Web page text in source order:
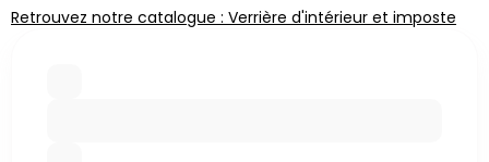
Retrouvez notre catalogue : Verrière d'intérieur et imposte